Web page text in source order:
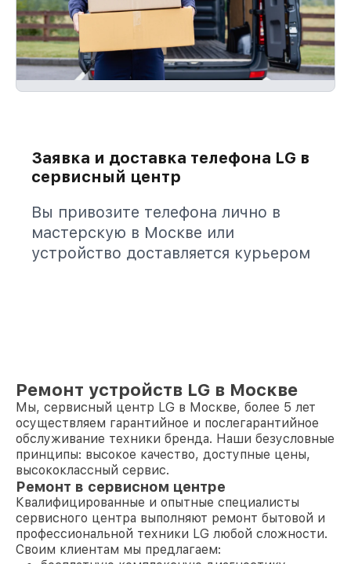
Заявка и доставка телефона LG в
сервисный центр
Вы привозите телефона лично в
мастерскую в Москве или
устройство доставляется курьером
Ремонт устройств LG в Москве
Мы, сервисный центр LG в Москве, более 5 лет
осуществляем гарантийное и послегарантийное
обслуживание техники бренда. Наши безусловные
принципы: высокое качество, доступные цены,
высококлассный сервис.
Ремонт в сервисном центре
Квалифицированные и опытные специалисты
сервисного центра выполняют ремонт бытовой и
профессиональной техники LG любой сложности.
Своим клиентам мы предлагаем: